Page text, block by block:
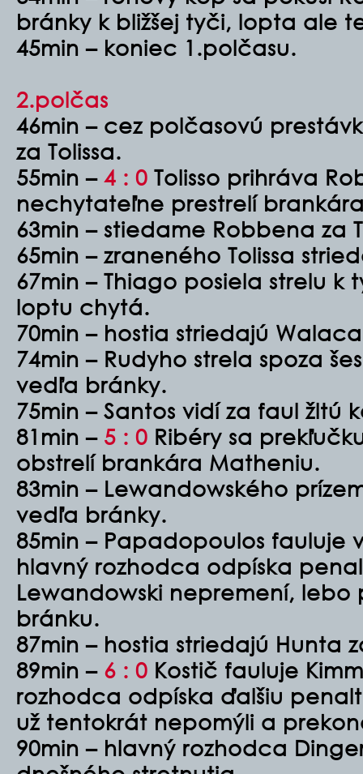
bránky k bližšej tyči, lopta ale
45min – koniec 1.polčasu.
2.polčas
46min – cez polčasovú
za Tolissa.
55min – 4 : 0 Tolisso prihráva
nechytateľne prestrelí
63min – stiedame Robbena za
65min – zraneného Tolissa
67min – Thiago posiela strelu k
loptu chytá.
70min – hostia striedajú
74min – Rudyho strela spoza
vedľa bránky.
75min – Santos vidí za faul žltú
81min – 5 : 0 Ribéry sa
obstrelí brankára Matheniu.
83min – Lewandowského
vedľa bránky.
85min – Papadopoulos fauluje
hlavný rozhodca odpíska
Lewandowski nepremení, lebo
bránku.
87min – hostia striedajú Hunta
89min – 6 : 0 Kostič fauluje
rozhodca odpíska ďalšiu
už tentokrát nepomýli a
90min – hlavný rozhodca